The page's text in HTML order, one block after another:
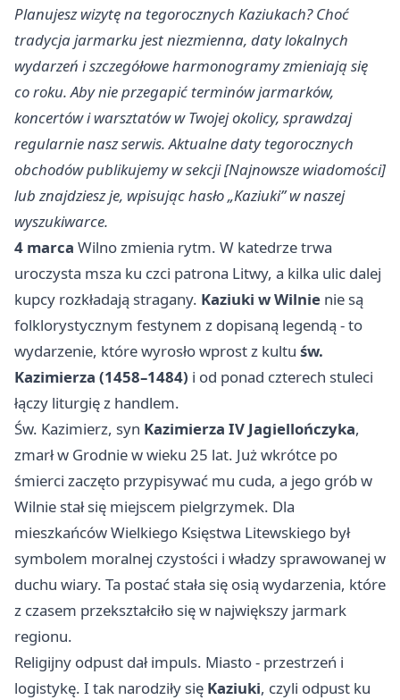
Planujesz wizytę na tegorocznych Kaziukach? Choć
tradycja jarmarku jest niezmienna, daty lokalnych
wydarzeń i szczegółowe harmonogramy zmieniają się
co roku. Aby nie przegapić terminów jarmarków,
koncertów i warsztatów w Twojej okolicy, sprawdzaj
regularnie nasz serwis. Aktualne daty tegorocznych
obchodów publikujemy w sekcji [Najnowsze wiadomości]
lub znajdziesz je, wpisując hasło „Kaziuki” w naszej
wyszukiwarce.
4 marca Wilno zmienia rytm. W katedrze trwa
uroczysta msza ku czci patrona Litwy, a kilka ulic dalej
kupcy rozkładają stragany. Kaziuki w Wilnie nie są
folklorystycznym festynem z dopisaną legendą - to
wydarzenie, które wyrosło wprost z kultu św.
Kazimierza (1458–1484) i od ponad czterech stuleci
łączy liturgię z handlem.
Św. Kazimierz, syn Kazimierza IV Jagiellończyka,
zmarł w Grodnie w wieku 25 lat. Już wkrótce po
śmierci zaczęto przypisywać mu cuda, a jego grób w
Wilnie stał się miejscem pielgrzymek. Dla
mieszkańców Wielkiego Księstwa Litewskiego był
symbolem moralnej czystości i władzy sprawowanej w
duchu wiary. Ta postać stała się osią wydarzenia, które
z czasem przekształciło się w największy jarmark
regionu.
Religijny odpust dał impuls. Miasto - przestrzeń i
logistykę. I tak narodziły się Kaziuki, czyli odpust ku